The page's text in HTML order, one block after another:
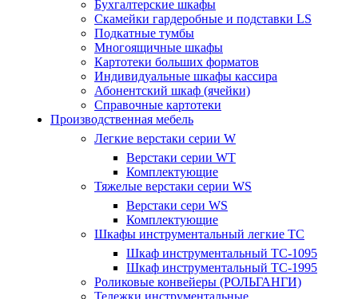
Бухгалтерские шкафы
Скамейки гардеробные и подставки LS
Подкатные тумбы
Многоящичные шкафы
Картотеки больших форматов
Индивидуальные шкафы кассира
Абонентский шкаф (ячейки)
Справочные картотеки
Производственная мебель
Легкие верстаки серии W
Верстаки серии WT
Комплектующие
Тяжелые верстаки серии WS
Верстаки сери WS
Комплектующие
Шкафы инструментальный легкие ТС
Шкаф инструментальный TC-1095
Шкаф инструментальный TC-1995
Роликовые конвейеры (РОЛЬГАНГИ)
Тележки инструментальные